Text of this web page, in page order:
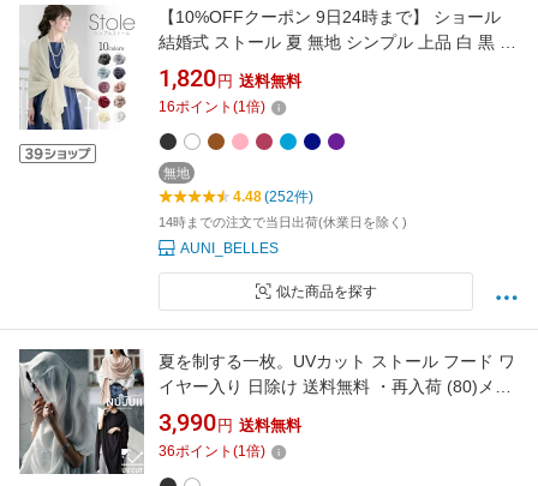
【10%OFFクーポン 9日24時まで】 ショール
結婚式 ストール 夏 無地 シンプル 上品 白 黒 無
地ストール 大判 レディース 薄手 羽織り物 お呼
ばれ 成人式 女性 ミセス フォーマル 結婚式コー
デ おしゃれ 二の腕カバー 可愛い god069
1,820 円 送料無料
16ポイント (1倍)
無地
4.48(252件)
14時までの注文で当日出荷(休業日を除く)
AUNI_BELLES
似た商品を探す
夏を制する一枚。UVカット ストール フード ワ
イヤー入り 日除け 送料無料 ・再入荷 (80)メー
ル便可
3,990 円 送料無料
36ポイント (1倍)